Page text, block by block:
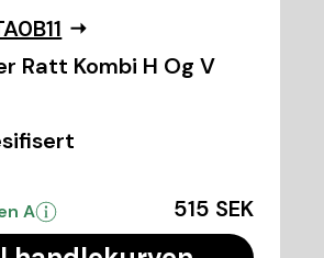
Ratt Kombi H Og V
A 515 SEK